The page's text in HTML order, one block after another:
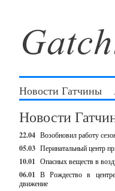
Новости Гатчины
Новости
22.04 Возобновил работу
05.03 Перинатальный центр
10.01 Опасных веществ в
06.01 В Рождество в
движение